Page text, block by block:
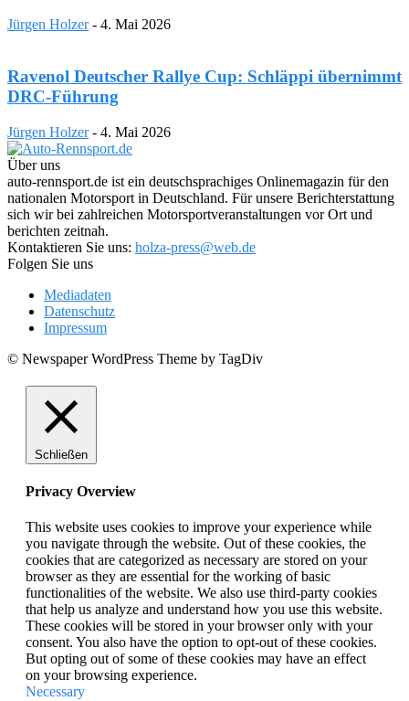
Jürgen Holzer - 4. Mai 2026
Ravenol Deutscher Rallye Cup: Schläppi übernimmt
DRC-Führung
Jürgen Holzer - 4. Mai 2026
Über uns
auto-rennsport.de ist ein deutschsprachiges Onlinemagazin für den
nationalen Motorsport in Deutschland. Für unsere Berichterstattung
sich wir bei zahlreichen Motorsportveranstaltungen vor Ort und
berichten zeitnah.
Kontaktieren Sie uns: holza-press@web.de
Folgen Sie uns
Mediadaten
Datenschutz
Impressum
© Newspaper WordPress Theme by TagDiv
Schließen
Privacy Overview
This website uses cookies to improve your experience while
you navigate through the website. Out of these cookies, the
cookies that are categorized as necessary are stored on your
browser as they are essential for the working of basic
functionalities of the website. We also use third-party cookies
that help us analyze and understand how you use this website.
These cookies will be stored in your browser only with your
consent. You also have the option to opt-out of these cookies.
But opting out of some of these cookies may have an effect
on your browsing experience.
Necessary